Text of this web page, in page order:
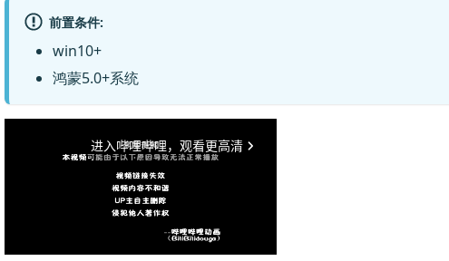
前置条件:
win10+
鸿蒙5.0+系统